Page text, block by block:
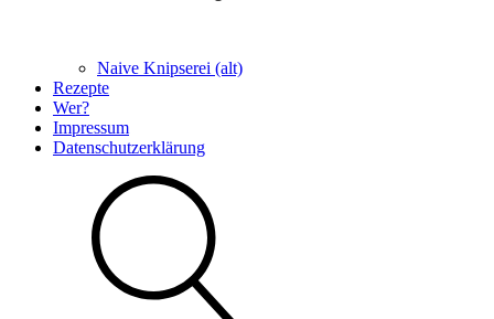
Naive Knipserei (alt)
Rezepte
Wer?
Impressum
Datenschutzerklärung